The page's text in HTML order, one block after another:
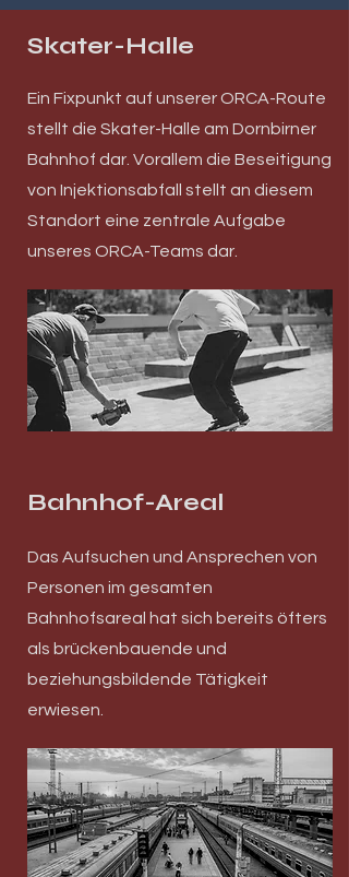
Skater-Halle
Ein Fixpunkt auf unserer ORCA-Route
stellt die Skater-Halle am Dornbirner
Bahnhof dar. Vorallem die Beseitigung
von Injektionsabfall stellt an diesem
Standort eine zentrale Aufgabe
unseres ORCA-Teams dar.
Bahnhof-Areal
Das Aufsuchen und Ansprechen von
Personen im gesamten
Bahnhofsareal hat sich bereits öfters
als brückenbauende und
beziehungsbildende Tätigkeit
erwiesen.